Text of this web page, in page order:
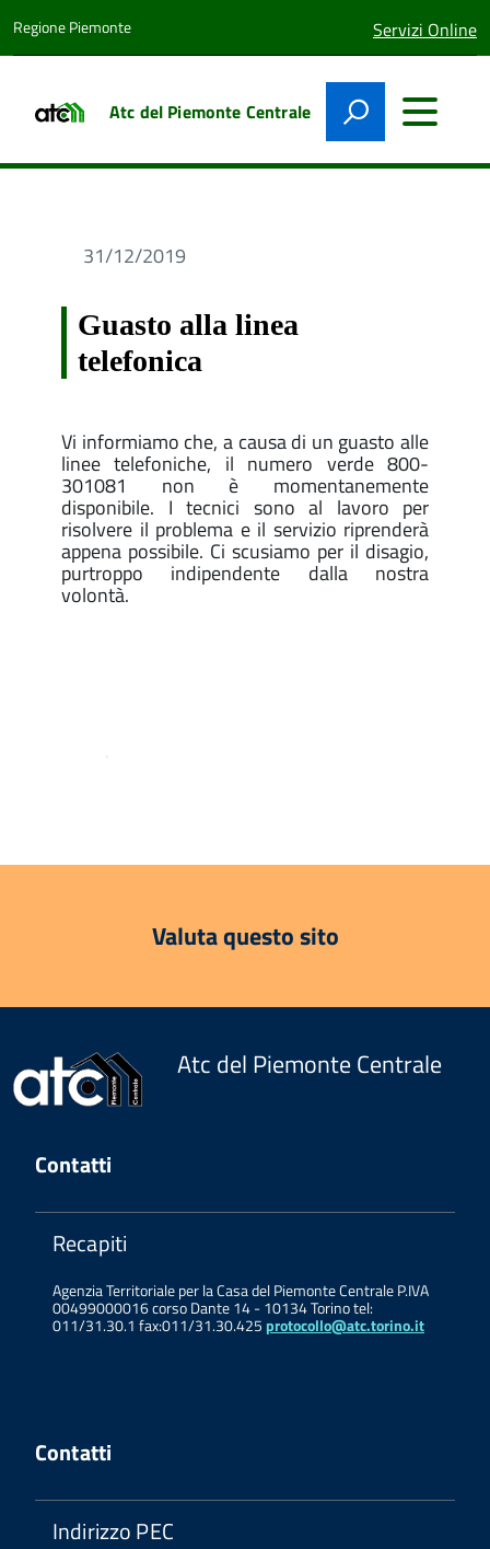
Regione Piemonte lingua
attiva:
Servizi Online
Atc del Piemonte Centrale
31/12/2019
Guasto alla linea
telefonica
Vi informiamo che, a causa di un guasto alle
linee telefoniche, il numero verde 800-
301081 non è momentanemente
disponibile. I tecnici sono al lavoro per
risolvere il problema e il servizio riprenderà
appena possibile. Ci scusiamo per il disagio,
purtroppo indipendente dalla nostra
volontà.
.
Valuta questo sito
Atc del Piemonte Centrale
Contatti
Recapiti
Agenzia Territoriale per la Casa del Piemonte Centrale P.IVA
00499000016 corso Dante 14 - 10134 Torino tel:
011/31.30.1 fax:011/31.30.425 protocollo@atc.torino.it
Contatti
Indirizzo PEC